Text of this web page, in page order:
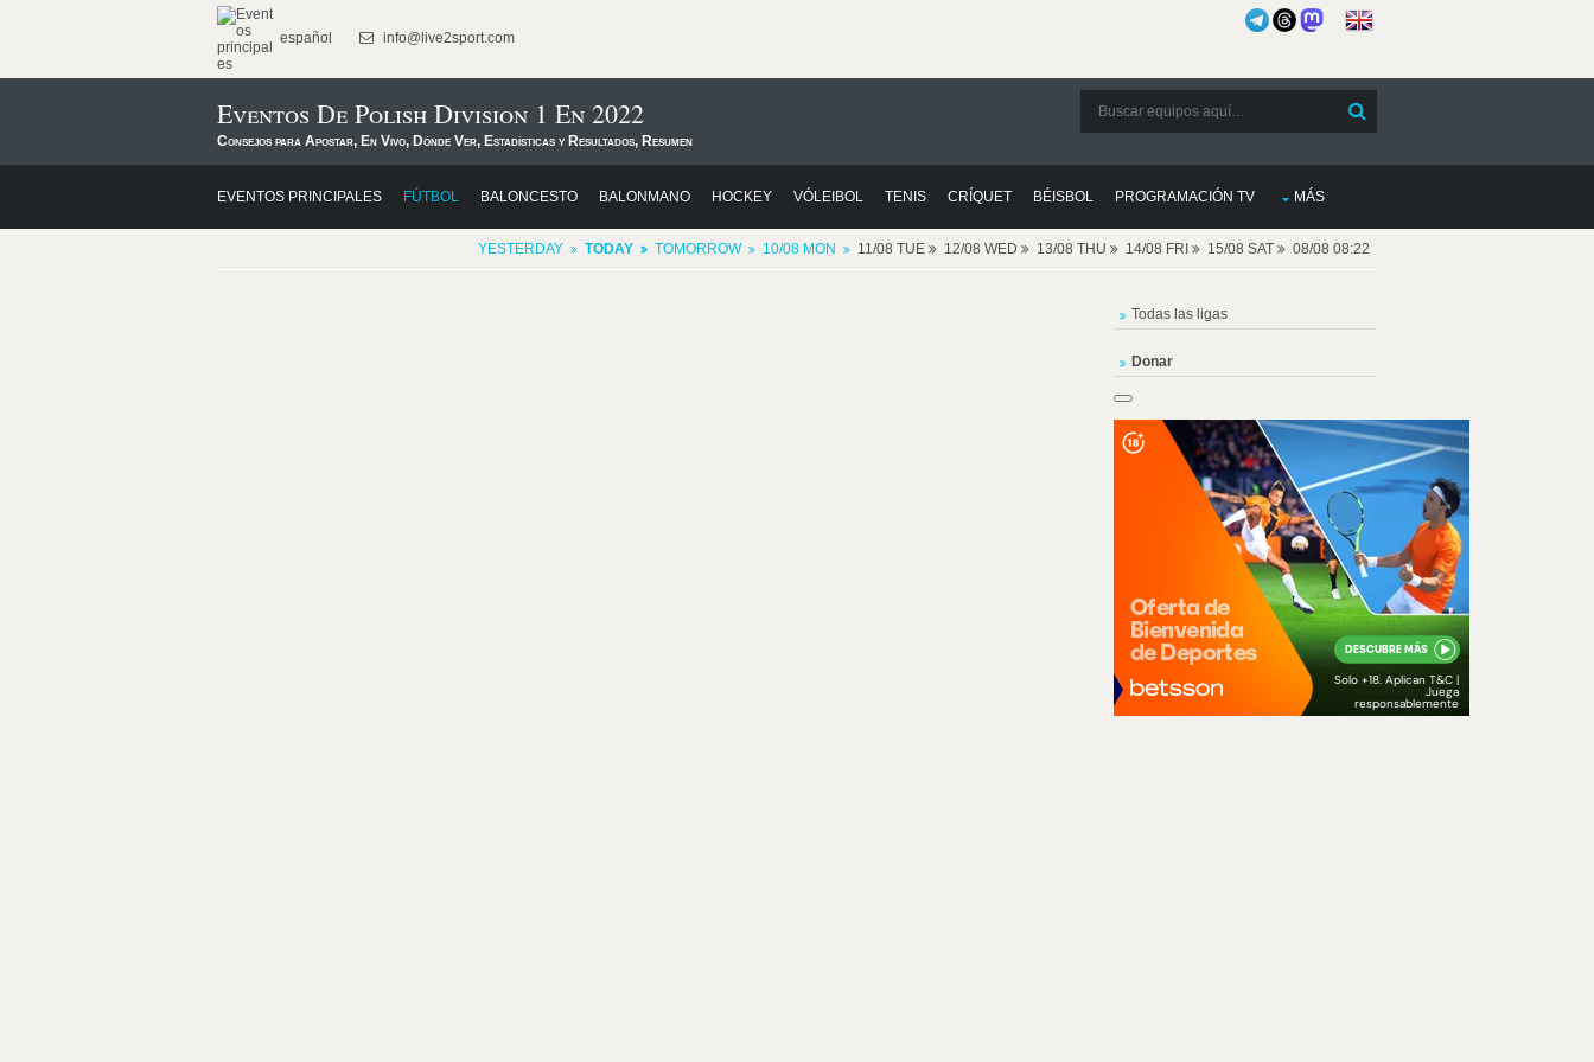
español info@live2sport.com
Eventos De Polish Division 1 En 2022
Consejos para Apostar, En Vivo, Dónde Ver, Estadísticas y Resultados, Resumen
EVENTOS PRINCIPALES FÚTBOL BALONCESTO BALONMANO HOCKEY VÓLEIBOL TENIS CRÍQUET BÉISBOL PROGRAMACIÓN TV MÁS
YESTERDAY TODAY TOMORROW 10/08 MON 11/08 TUE 12/08 WED 13/08 THU 14/08 FRI 15/08 SAT 08/08 08:22
Todas las ligas
Donar